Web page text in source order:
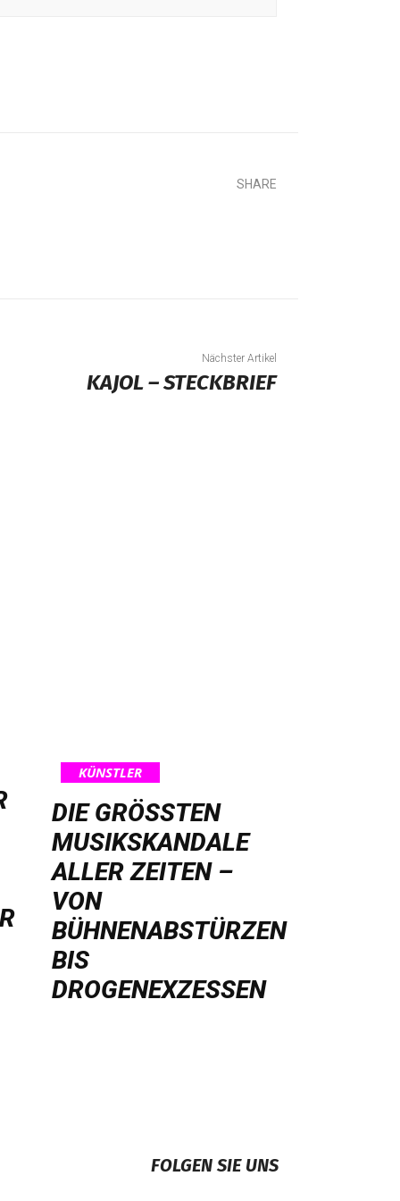
SHARE
Nächster Artikel
KAJOL – STECKBRIEF
KÜNSTLER
DIE GRÖSSTEN M
USIKSKANDALE A
LLER ZEITEN – V
ON B
ÜHNENABSTÜRZEN B
IS D
ROGENEXZESSEN
FOLGEN SIE UNS